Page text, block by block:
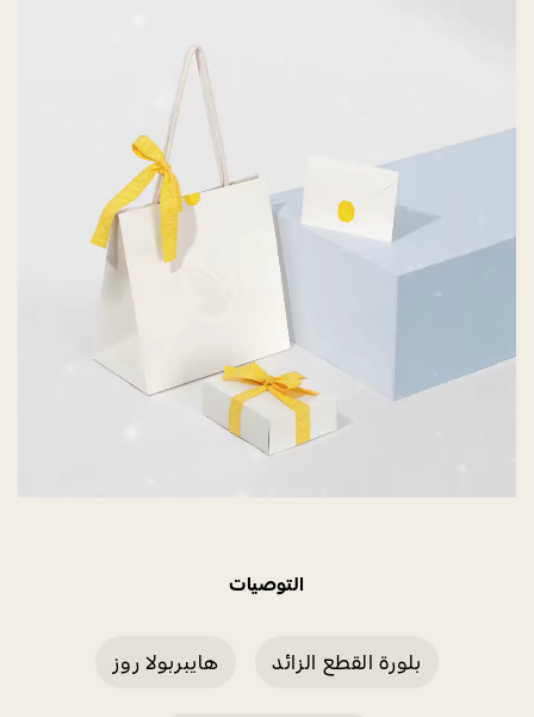
التوصيات
بلورة القطع الزائد هايبربولا روز